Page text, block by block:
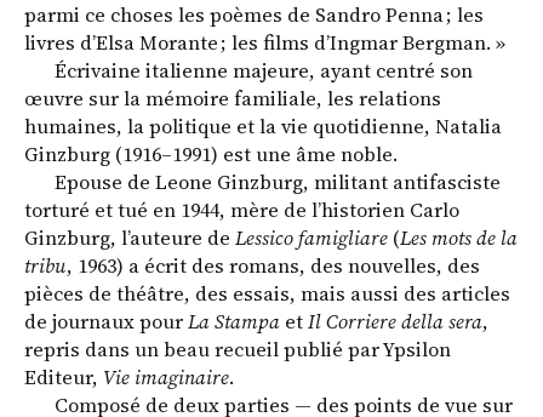
parmi ce choses les poèmes de Sandro Penna ; les
livres d’Elsa Morante ; les films d’Ingmar Bergman. »
Écrivaine italienne majeure, ayant centré son
œuvre sur la mémoire familiale, les relations
humaines, la politique et la vie quotidienne, Natalia
Ginzburg (1916–1991) est une âme noble.
Epouse de Leone Ginzburg, militant antifasciste
torturé et tué en 1944, mère de l’historien Carlo
Ginzburg, l’auteure de Lessico famigliare (Les mots de la
tribu, 1963) a écrit des romans, des nouvelles, des
pièces de théâtre, des essais, mais aussi des articles
de journaux pourLa Stampa etIl Corriere della sera,
repris dans un beau recueil publié par Ypsilon
Editeur, Vie imaginaire.
Composé de deux parties — des points de vue sur